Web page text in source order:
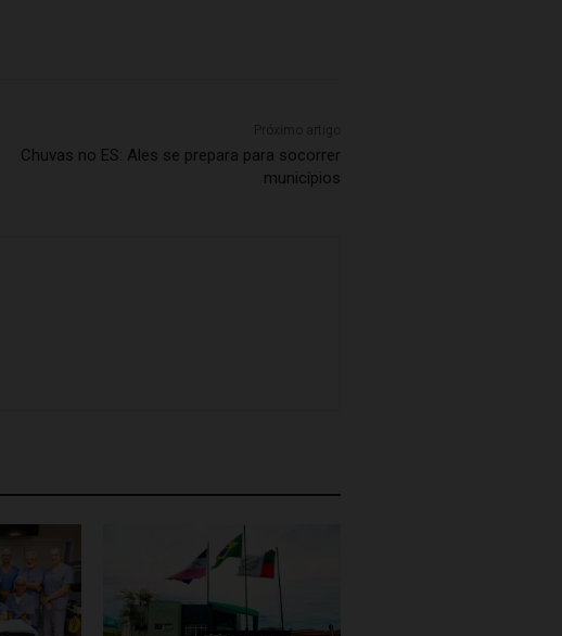
Chuvas no ES: Ales se prepara para socorrer
municípios